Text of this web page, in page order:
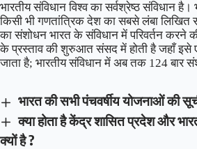
भारतीय संविधान विश्व का सर्वश्रेष्ठ संविधान
किसी भी गणतांत्रिक देश का सबसे लंबा लिखित
का संशोधन भारत के संविधान में परिवर्तन करने
के प्रस्ताव की शुरुआत संसद में होती है जहाँ इसे
जाता है; भारतीय संविधान में अब तक 124 बार
भारत की सभी पंचवर्षीय योजनाओं की
क्या होता है केंद्र शासित प्रदेश और
क्यों है ?